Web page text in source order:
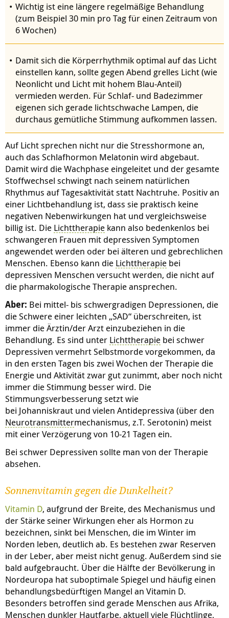
Wichtig ist eine längere regelmäßige Behandlung
(zum Beispiel 30 min pro Tag für einen Zeitraum von
6 Wochen)
Damit sich die Körperrhythmik optimal auf das Licht
einstellen kann, sollte gegen Abend grelles Licht (wie
Neonlicht und Licht mit hohem Blau-Anteil)
vermieden werden. Für Schlaf- und Badezimmer
eigenen sich gerade lichtschwache Lampen, die
durchaus gemütliche Stimmung aufkommen lassen.
Auf Licht sprechen nicht nur die Stresshormone an,
auch das Schlafhormon Melatonin wird abgebaut.
Damit wird die Wachphase eingeleitet und der gesamte
Stoffwechsel schwingt nach seinem natürlichen
Rhythmus auf Tagesaktivität statt Nachtruhe. Positiv an
einer Lichtbehandlung ist, dass sie praktisch keine
negativen Nebenwirkungen hat und vergleichsweise
billig ist. Die Lichttherapie kann also bedenkenlos bei
schwangeren Frauen mit depressiven Symptomen
angewendet werden oder bei älteren und gebrechlichen
Menschen. Ebenso kann die Lichttherapie bei
depressiven Menschen versucht werden, die nicht auf
die pharmakologische Therapie ansprechen.
Aber: Bei mittel- bis schwergradigen Depressionen, die
die Schwere einer leichten „SAD“ überschreiten, ist
immer die Ärztin/der Arzt einzubeziehen in die
Behandlung. Es sind unter Lichttherapie bei schwer
Depressiven vermehrt Selbstmorde vorgekommen, da
in den ersten Tagen bis zwei Wochen der Therapie die
Energie und Aktivität zwar gut zunimmt, aber noch nicht
immer die Stimmung besser wird. Die
Stimmungsverbesserung setzt wie
bei Johanniskraut und vielen Antidepressiva (über den
Neurotransmittermechanismus, z.T. Serotonin) meist
mit einer Verzögerung von 10-21 Tagen ein.
Bei schwer Depressiven sollte man von der Therapie
absehen.
Sonnenvitamin gegen die Dunkelheit?
Vitamin D, aufgrund der Breite, des Mechanismus und
der Stärke seiner Wirkungen eher als Hormon zu
bezeichnen, sinkt bei Menschen, die im Winter im
Norden leben, deutlich ab. Es bestehen zwar Reserven
in der Leber, aber meist nicht genug. Außerdem sind sie
bald aufgebraucht. Über die Hälfte der Bevölkerung in
Nordeuropa hat suboptimale Spiegel und häufig einen
behandlungsbedürftigen Mangel an Vitamin D.
Besonders betroffen sind gerade Menschen aus Afrika,
Menschen dunkler Hautfarbe, aktuell viele Flüchtlinge,